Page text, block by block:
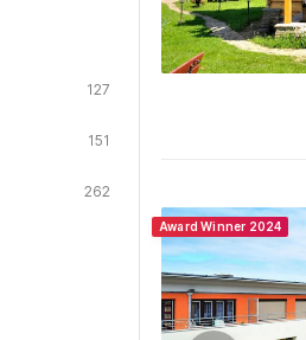
127
151
262
Award Winner 2024